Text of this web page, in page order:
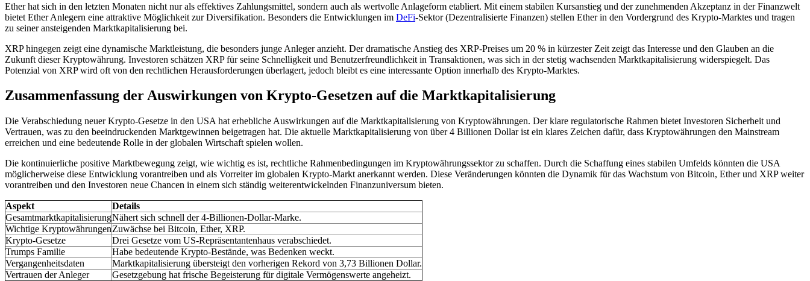
Ether hat sich in den letzten Monaten nicht nur als effektives Zahlungsmittel, sondern auch als wertvolle Anlageform etabliert. Mit einem stabilen Kursanstieg und der zunehmenden Akzeptanz in der Finanzwelt
bietet Ether Anlegern eine attraktive Möglichkeit zur Diversifikation. Besonders die Entwicklungen im DeFi-Sektor (Dezentralisierte Finanzen) stellen Ether in den Vordergrund des Krypto-Marktes und tragen
zu seiner ansteigenden Marktkapitalisierung bei.
XRP hingegen zeigt eine dynamische Marktleistung, die besonders junge Anleger anzieht. Der dramatische Anstieg des XRP-Preises um 20 % in kürzester Zeit zeigt das Interesse und den Glauben an die
Zukunft dieser Kryptowährung. Investoren schätzen XRP für seine Schnelligkeit und Benutzerfreundlichkeit in Transaktionen, was sich in der stetig wachsenden Marktkapitalisierung widerspiegelt. Das
Potenzial von XRP wird oft von den rechtlichen Herausforderungen überlagert, jedoch bleibt es eine interessante Option innerhalb des Krypto-Marktes.
Zusammenfassung der Auswirkungen von Krypto-Gesetzen auf die Marktkapitalisierung
Die Verabschiedung neuer Krypto-Gesetze in den USA hat erhebliche Auswirkungen auf die Marktkapitalisierung von Kryptowährungen. Der klare regulatorische Rahmen bietet Investoren Sicherheit und
Vertrauen, was zu den beeindruckenden Marktgewinnen beigetragen hat. Die aktuelle Marktkapitalisierung von über 4 Billionen Dollar ist ein klares Zeichen dafür, dass Kryptowährungen den Mainstream
erreichen und eine bedeutende Rolle in der globalen Wirtschaft spielen wollen.
Die kontinuierliche positive Marktbewegung zeigt, wie wichtig es ist, rechtliche Rahmenbedingungen im Kryptowährungssektor zu schaffen. Durch die Schaffung eines stabilen Umfelds könnten die USA
möglicherweise diese Entwicklung vorantreiben und als Vorreiter im globalen Krypto-Markt anerkannt werden. Diese Veränderungen könnten die Dynamik für das Wachstum von Bitcoin, Ether und XRP weiter
vorantreiben und den Investoren neue Chancen in einem sich ständig weiterentwickelnden Finanzuniversum bieten.
Aspekt
Details
GesamtmarktkapitalisierungNähert sich schnell der 4-Billionen-Dollar-Marke.
Wichtige KryptowährungenZuwächse bei Bitcoin, Ether, XRP.
Krypto-Gesetze
Drei Gesetze vom US-Repräsentantenhaus verabschiedet.
Trumps Familie
Habe bedeutende Krypto-Bestände, was Bedenken weckt.
Vergangenheitsdaten
Marktkapitalisierung übersteigt den vorherigen Rekord von 3,73 Billionen Dollar.
Vertrauen der Anleger
Gesetzgebung hat frische Begeisterung für digitale Vermögenswerte angeheizt.